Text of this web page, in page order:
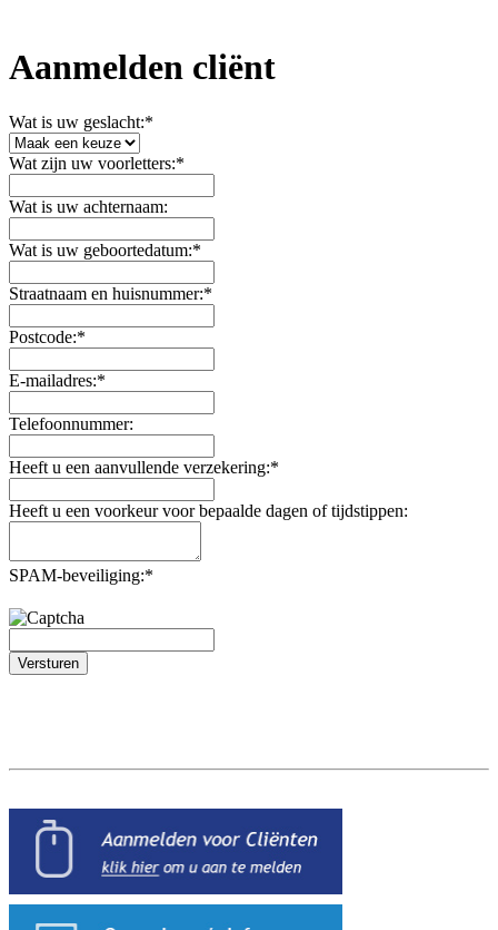
Aanmelden cliënt
Wat is uw geslacht:*
Wat zijn uw voorletters:*
Wat is uw achternaam:
Wat is uw geboortedatum:*
Straatnaam en huisnummer:*
Postcode:*
E-mailadres:*
Telefoonnummer:
Heeft u een aanvullende verzekering:*
Heeft u een voorkeur voor bepaalde dagen of tijdstippen:
SPAM-beveiliging:*